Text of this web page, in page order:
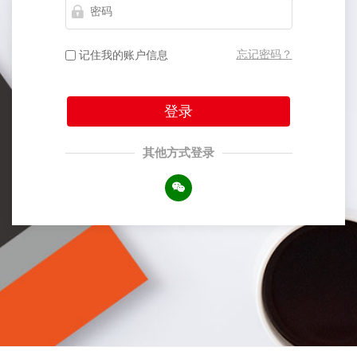
记住我的账户信息 忘记密码？
登录
其他方式登录